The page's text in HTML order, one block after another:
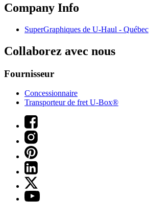
Company Info
SuperGraphiques de U-Haul - Québec
Collaborez avec nous
Fournisseur
Concessionnaire
Transporteur de fret U-Box®